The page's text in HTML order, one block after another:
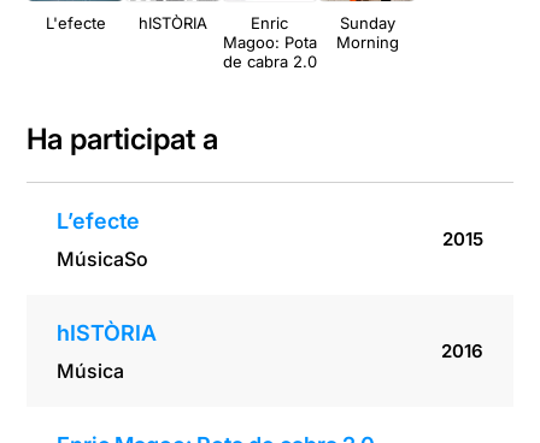
L'efecte hISTÒRIA
Enric
Magoo: Pota
de cabra 2.0
Sunday
Morning
Ha participat a
L’efecte
MúsicaSo
2015
hISTÒRIA
Música
2016